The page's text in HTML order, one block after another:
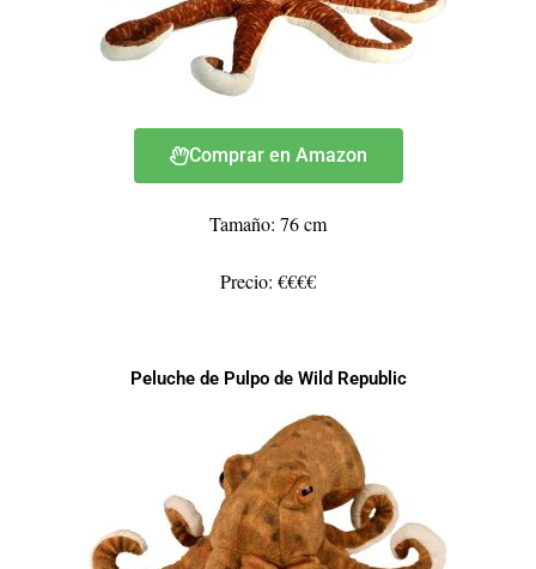
Comprar en Amazon
Tamaño: 76 cm
Precio: €€€€
Peluche de Pulpo de Wild Republic